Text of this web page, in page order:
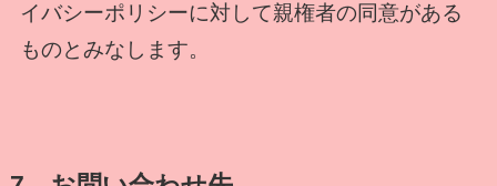
イバシーポリシーに対して親権者の同意がある
ものとみなします。